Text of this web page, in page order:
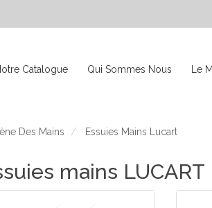
Catalogue Qui Sommes Nous Le
Des Mains Essuies Mains Lucart
mains LUCART